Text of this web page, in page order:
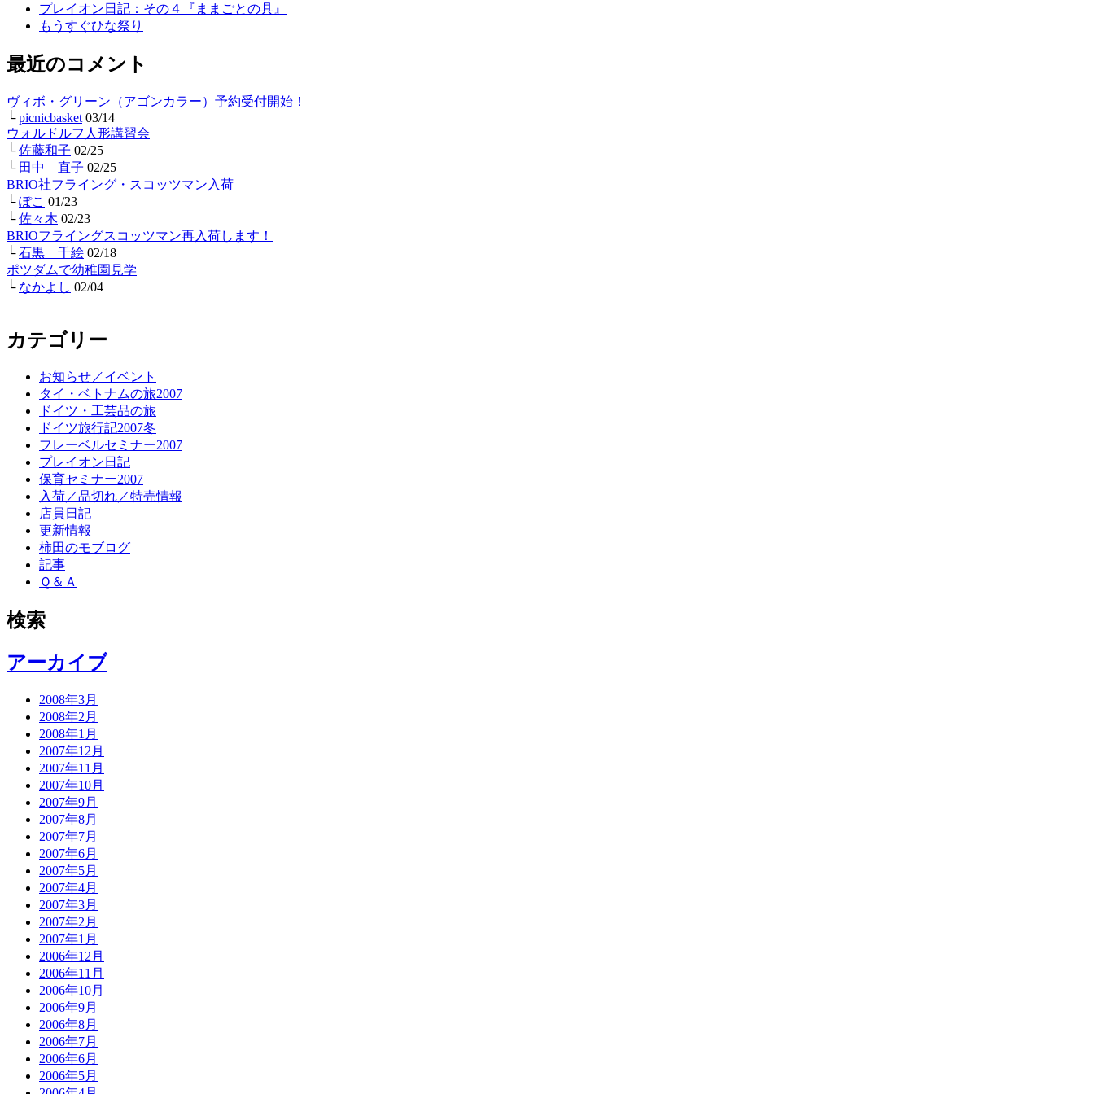
プレイオン日記：その４『ままごとの具』
もうすぐひな祭り
最近のコメント
ヴィボ・グリーン（アゴンカラー）予約受付開始！
└picnicbasket 03/14
ウォルドルフ人形講習会
└佐藤和子 02/25
└ 田中 直子 02/25
BRIO社フライング・スコッツマン入荷
└ぽこ 01/23
└佐々木 02/23
BRIOフライングスコッツマン再入荷します！
└石黒 千絵 02/18
ポツダムで幼稚園見学
└ なかよし 02/04
カテゴリー
お知らせ／イベント
タイ・ベトナムの旅2007
ドイツ・工芸品の旅
ドイツ旅行記2007冬
フレーベルセミナー2007
プレイオン日記
保育セミナー2007
入荷／品切れ／特売情報
店員日記
更新情報
柿田のモブログ
記事
Ｑ＆Ａ
検索
アーカイブ
2008年3月
2008年2月
2008年1月
2007年12月
2007年11月
2007年10月
2007年9月
2007年8月
2007年7月
2007年6月
2007年5月
2007年4月
2007年3月
2007年2月
2007年1月
2006年12月
2006年11月
2006年10月
2006年9月
2006年8月
2006年7月
2006年6月
2006年5月